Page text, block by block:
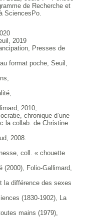
de Recherche et
SciencesPo.
2019
Presses de
format poche, Seuil,
2010,
chronique d’une
la collab. de Christine
2008.
coll. « chouette
(2000), Folio-Gallimard,
la différence des sexes
(1830-1902), La
mains (1979),